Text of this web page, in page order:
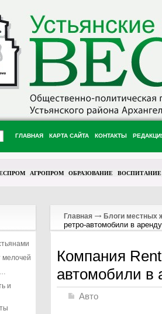
ГЛАВНАЯ КАРТА САЙТА КОНТАКТЫ
АГРОПРОМ ОБРАЗОВАНИЕ ВОСПИТАНИЕ
мелочей
и
Главная Блоги местных
ретро-автомобили в аренду
Компания
автомобили в
Авто